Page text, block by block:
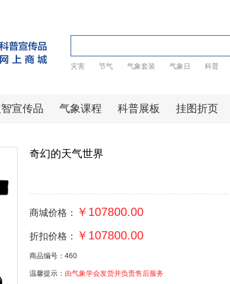
灾害 节气 气象套装 气象日 科普
宣传品 气象课程 科普展板 挂图折页
奇幻的天气世界
商城价格： ￥107800.00
折扣价格： ￥107800.00
商品编号：460
温馨提示： 由气象学会发货并负责售后服务